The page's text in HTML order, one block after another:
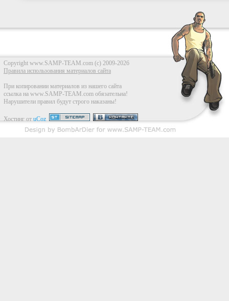
Copyright www.SAMP-TEAM.com (c) 2009-2026
Правила использования материалов сайта
При копировании материалов из нашего сайта
ссылка на www.SAMP-TEAM.com обязательна!
Нарушители правил будут строго наказаны!
Хостинг от uCoz